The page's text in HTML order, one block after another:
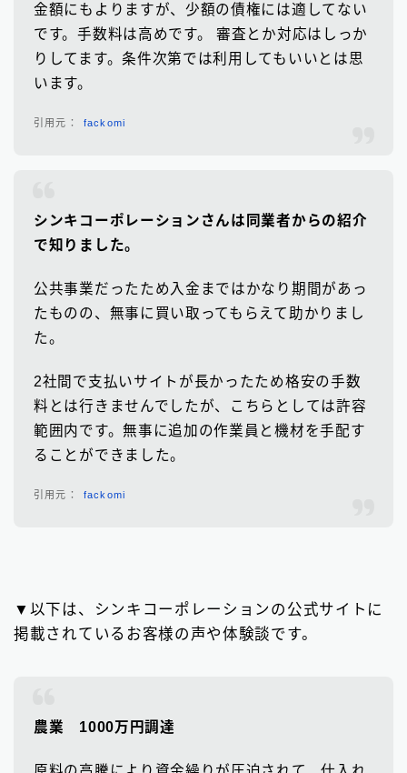
金額にもよりますが、少額の債権には適してない
です。手数料は高めです。 審査とか対応はしっか
りしてます。条件次第では利用してもいいとは思
います。
fackomi
シンキコーポレーションさんは同業者からの紹介
で知りました。
公共事業だったため入金まではかなり期間があっ
たものの、無事に買い取ってもらえて助かりまし
た。
2社間で支払いサイトが長かったため格安の手数
料とは行きませんでしたが、こちらとしては許容
範囲内です。無事に追加の作業員と機材を手配す
ることができました。
fackomi
▼以下は、シンキコーポレーションの公式サイトに
掲載されているお客様の声や体験談です。
農業 1000万円調達